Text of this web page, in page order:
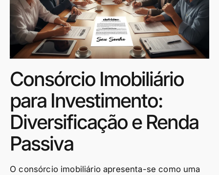
Consórcio Imobiliário
para Investimento:
Diversificação e Renda
Passiva
O consórcio imobiliário apresenta-se como uma